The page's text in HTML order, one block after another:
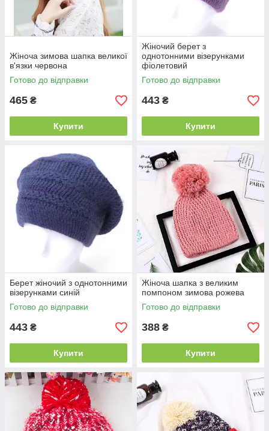
Жіноча зимова шапка великої
в'язки червона
Готово до відправки
465 ₴
Купити
Жіночий берет з
однотонними візерунками
фіолетовий
Готово до відправки
443 ₴
Купити
Берет жіночий з однотонними
візерунками синій
Готово до відправки
443 ₴
Купити
Жіноча шапка з великим
помпоном зимова рожева
Готово до відправки
388 ₴
Купити